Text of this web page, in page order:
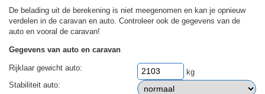
De belading uit de berekening is niet meegenomen en kan je opnieuw
verdelen in de caravan en auto. Controleer ook de gegevens van de
auto en vooral de caravan!
Gegevens van auto en caravan
Rijklaar gewicht auto:
kg
Stabiliteit auto: